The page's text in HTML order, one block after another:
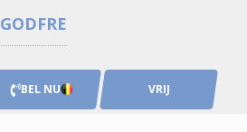
GODFRE
BEL NU VRIJ